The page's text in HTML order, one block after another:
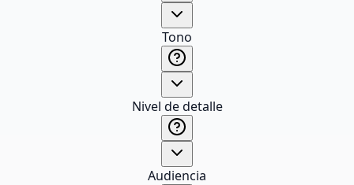
Tono
Nivel de detalle
Audiencia